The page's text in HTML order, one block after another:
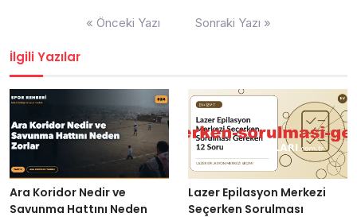
« Önceki Yazı Sonraki Yazı »
İlgili Yazılar
Ara Koridor Nedir ve
Savunma Hattını Neden
Lazer Epilasyon Merkezi
Seçerken Sorulması